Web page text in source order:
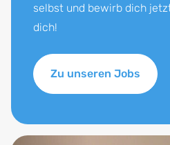
selbst und bewirb dich
dich!
Zu unseren Jobs